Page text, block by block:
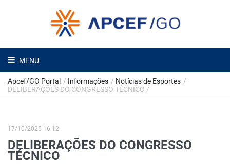
MENU
Apcef/GO Portal / Informações / Notícias de Esportes /
DELIBERAÇÕES DO CONGRESSO TÉCNICO /
17/10/2025 16:12
DELIBERAÇÕES DO CONGRESSO
TÉCNICO